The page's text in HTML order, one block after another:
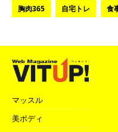
胸肉365 自宅トレ 食
マッスル
美ボディ